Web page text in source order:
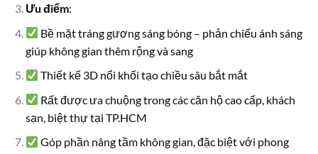
Ưu điểm:
Bề mặt tráng gương sáng bóng – phản chiếu ánh sáng
giúp không gian thêm rộng và sang
Thiết kế 3D nổi khối tạo chiều sâu bắt mắt
Rất được ưa chuộng trong các căn hộ cao cấp, khách
sạn, biệt thự tại TP.HCM
Góp phần nâng tầm không gian, đặc biệt với phong